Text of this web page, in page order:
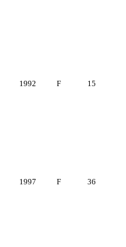
1992 F 15
1997 F 36